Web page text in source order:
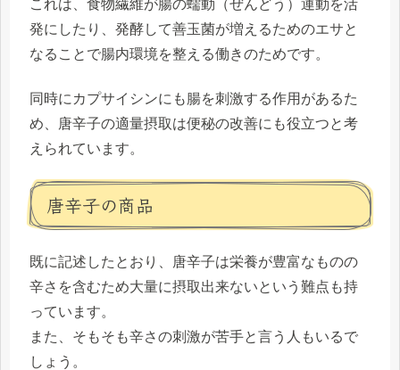
これは、食物繊維が腸の蠕動（ぜんどう）運動を活
発にしたり、発酵して善玉菌が増えるためのエサと
なることで腸内環境を整える働きのためです。
同時にカプサイシンにも腸を刺激する作用があるた
め、唐辛子の適量摂取は便秘の改善にも役立つと考
えられています。
唐辛子の商品
既に記述したとおり、唐辛子は栄養が豊富なものの
辛さを含むため大量に摂取出来ないという難点も持
っています。
また、そもそも辛さの刺激が苦手と言う人もいるで
しょう。